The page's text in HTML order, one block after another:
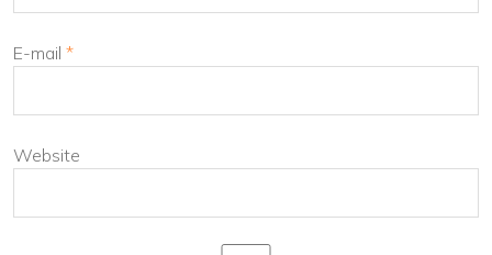
E-mail *
Website